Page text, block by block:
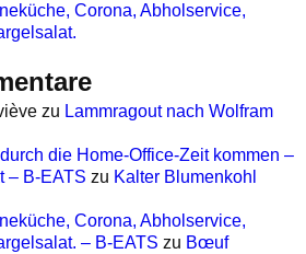
Corona, Abholservice,
zu Lammragout nach Wolfram
die Home-Office-Zeit kommen –
– B-EATS zu Kalter Blumenkohl
Corona, Abholservice,
– B-EATS zu Bœuf